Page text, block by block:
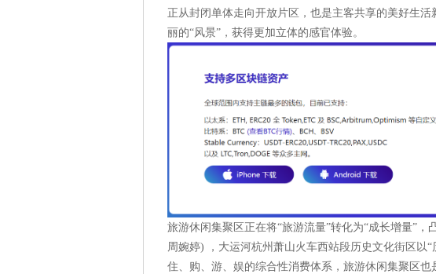
正从封闭单体走向开放片区，也是主客共享的美好生
丽的“风景”，获得更加立体的感官体验。
旅游休闲集聚区正在将“旅游流量”转化为“成长增量”，
周婉婷) ，大运河杭州萧山火车西站段历史文化街区以“
住、购、游、娱的综合性消费体系，旅游休闲集聚区